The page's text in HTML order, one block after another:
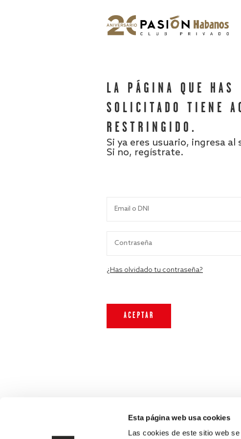
Esta página web usa cookies
Las cookies de este sitio web
LA PÁGINA QUE HAS
SOLICITADO TIENE
RESTRINGIDO.
Si ya eres usuario, ingresa al
Si no, regístrate.
¿Has olvidado tu contraseña?